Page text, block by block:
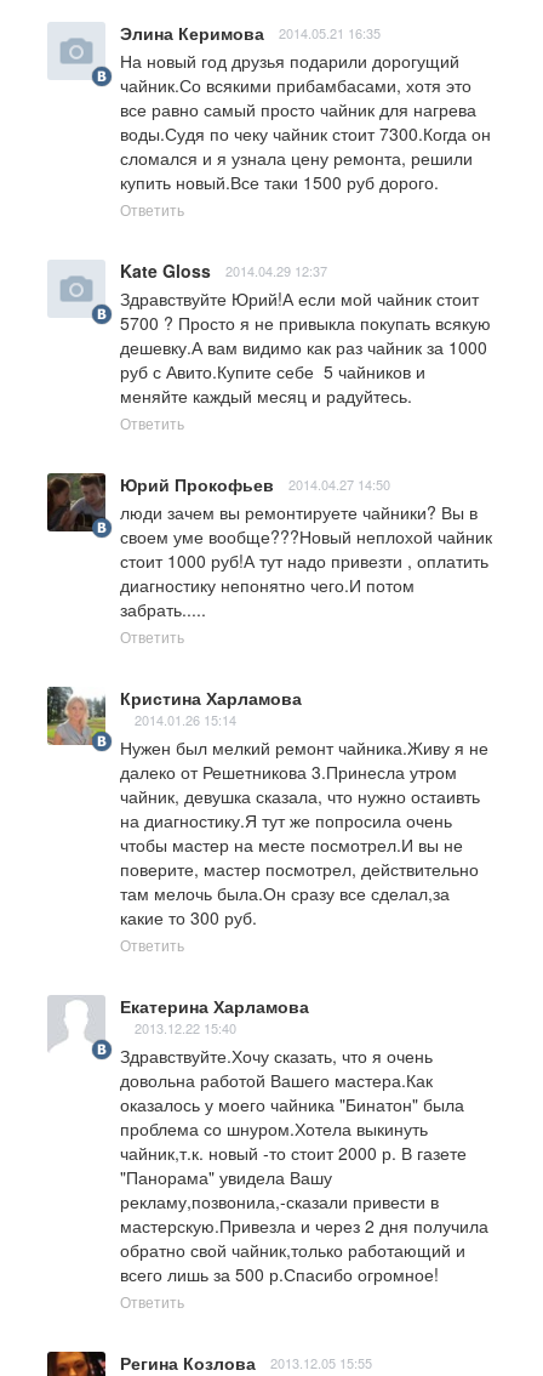
Элина Керимова 2014.05.21 16:35
На новый год друзья подарили дорогущий
чайник.Со всякими прибамбасами, хотя это
все равно самый просто чайник для нагрева
воды.Судя по чеку чайник стоит 7300.Когда он
сломался и я узнала цену ремонта, решили
купить новый.Все таки 1500 руб дорого.
Ответить
Kate Gloss 2014.04.29 12:37
Здравствуйте Юрий!А если мой чайник стоит
5700 ? Просто я не привыкла покупать всякую
дешевку.А вам видимо как раз чайник за 1000
руб с Авито.Купите себе  5 чайников и
меняйте каждый месяц и радуйтесь.
Ответить
Юрий Прокофьев 2014.04.27 14:50
люди зачем вы ремонтируете чайники? Вы в
своем уме вообще???Новый неплохой чайник
стоит 1000 руб!А тут надо привезти , оплатить
диагностику непонятно чего.И потом
забрать.....
Ответить
Кристина Харламова
2014.01.26 15:14
Нужен был мелкий ремонт чайника.Живу я не
далеко от Решетникова 3.Принесла утром
чайник, девушка сказала, что нужно остаивть
на диагностику.Я тут же попросила очень
чтобы мастер на месте посмотрел.И вы не
поверите, мастер посмотрел, действительно
там мелочь была.Он сразу все сделал,за
какие то 300 руб.
Ответить
Екатерина Харламова
2013.12.22 15:40
Здравствуйте.Хочу сказать, что я очень
довольна работой Вашего мастера.Как
оказалось у моего чайника "Бинатон" была
проблема со шнуром.Хотела выкинуть
чайник,т.к. новый -то стоит 2000 р. В газете
"Панорама" увидела Вашу
рекламу,позвонила,-сказали привести в
мастерскую.Привезла и через 2 дня получила
обратно свой чайник,только работающий и
всего лишь за 500 р.Спасибо огромное!
Ответить
Регина Козлова 2013.12.05 15:55